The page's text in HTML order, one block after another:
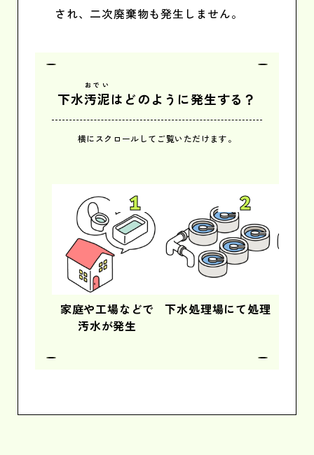
され、二次廃棄物も発生しません。
下水汚泥
おでい
はどのように発生する？
横にスクロールしてご覧いただけます。
1
家庭や工場などで
汚水が発生
2
下水処理場にて処理